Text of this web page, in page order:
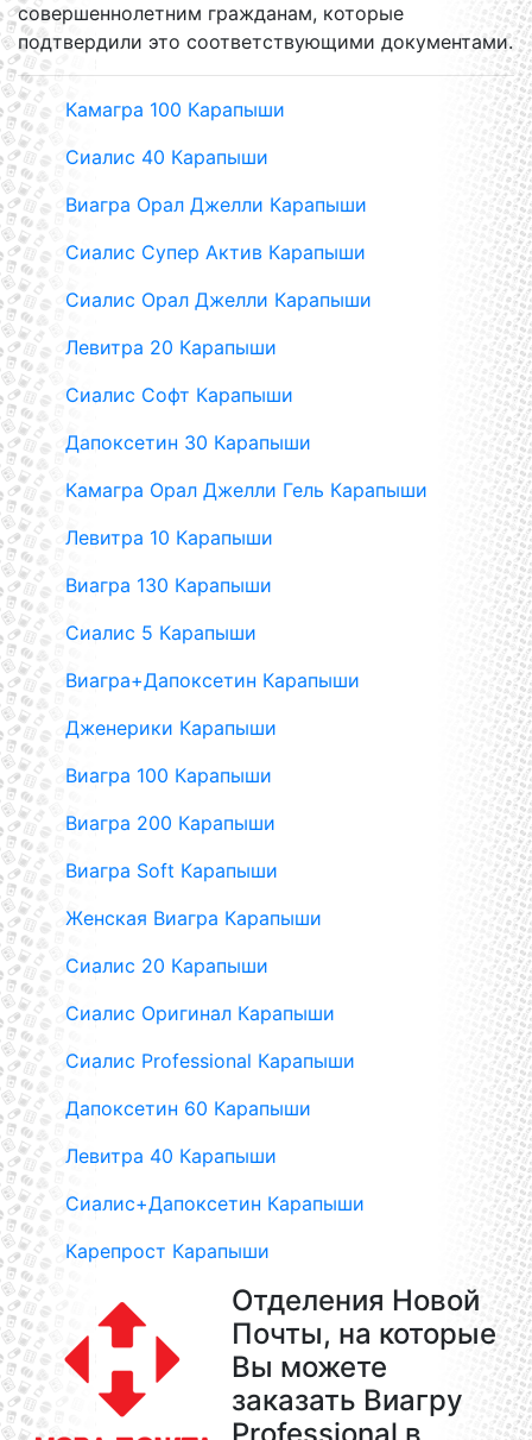
совершеннолетним гражданам, которые
подтвердили это соответствующими документами.
Камагра 100 Карапыши
Сиалис 40 Карапыши
Виагра Орал Джелли Карапыши
Сиалис Супер Актив Карапыши
Сиалис Орал Джелли Карапыши
Левитра 20 Карапыши
Сиалис Софт Карапыши
Дапоксетин 30 Карапыши
Камагра Орал Джелли Гель Карапыши
Левитра 10 Карапыши
Виагра 130 Карапыши
Сиалис 5 Карапыши
Виагра+Дапоксетин Карапыши
Дженерики Карапыши
Виагра 100 Карапыши
Виагра 200 Карапыши
Виагра Soft Карапыши
Женская Виагра Карапыши
Сиалис 20 Карапыши
Сиалис Оригинал Карапыши
Сиалис Professional Карапыши
Дапоксетин 60 Карапыши
Левитра 40 Карапыши
Сиалис+Дапоксетин Карапыши
Карепрост Карапыши
Отделения Новой
Почты, на которые
Вы можете
заказать Виагру